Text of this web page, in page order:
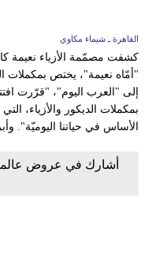
القاهرة ـ شيماء مكاوي
كشفت مصمّمة الأزياء نعيمة
"أمّاه نعيمة"، يختص بمكملات
إلى "العرب اليوم"، "قرّرت
بمكملات الديكور والأزياء،
الأساس في حياتنا اليوميّة".
أشارك في عروض